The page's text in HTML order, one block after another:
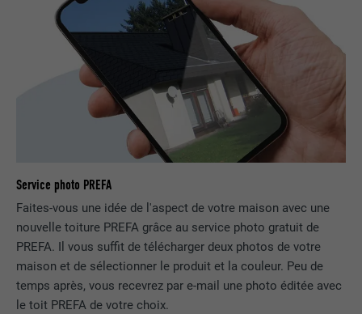
Service photo PREFA
Faites-vous une idée de l'aspect de votre maison avec une
nouvelle toiture PREFA grâce au service photo gratuit de
PREFA. Il vous suffit de télécharger deux photos de votre
maison et de sélectionner le produit et la couleur. Peu de
temps après, vous recevrez par e-mail une photo éditée avec
le toit PREFA de votre choix.
EXPIRATION 2 ans
Utilisé par le service de réseau social
LinkedIn pour suivre l'utilisation de
services intégrés.
bscookie
FOURNISSEUR
EXPIRATION 2 ans
Utilisé par le service de réseau social
LinkedIn pour suivre l'utilisation de
services intégrés